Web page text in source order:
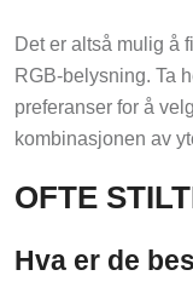
Det er altså mulig å
RGB-belysning. Ta
preferanser for å
kombinasjonen av
OFTE
Hva er de